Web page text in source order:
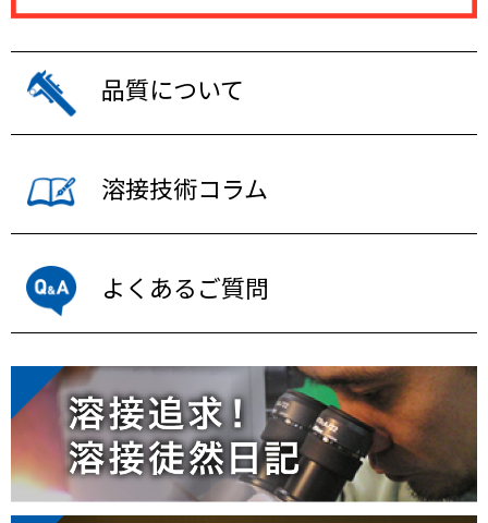
品質について
溶接技術コラム
よくあるご質問